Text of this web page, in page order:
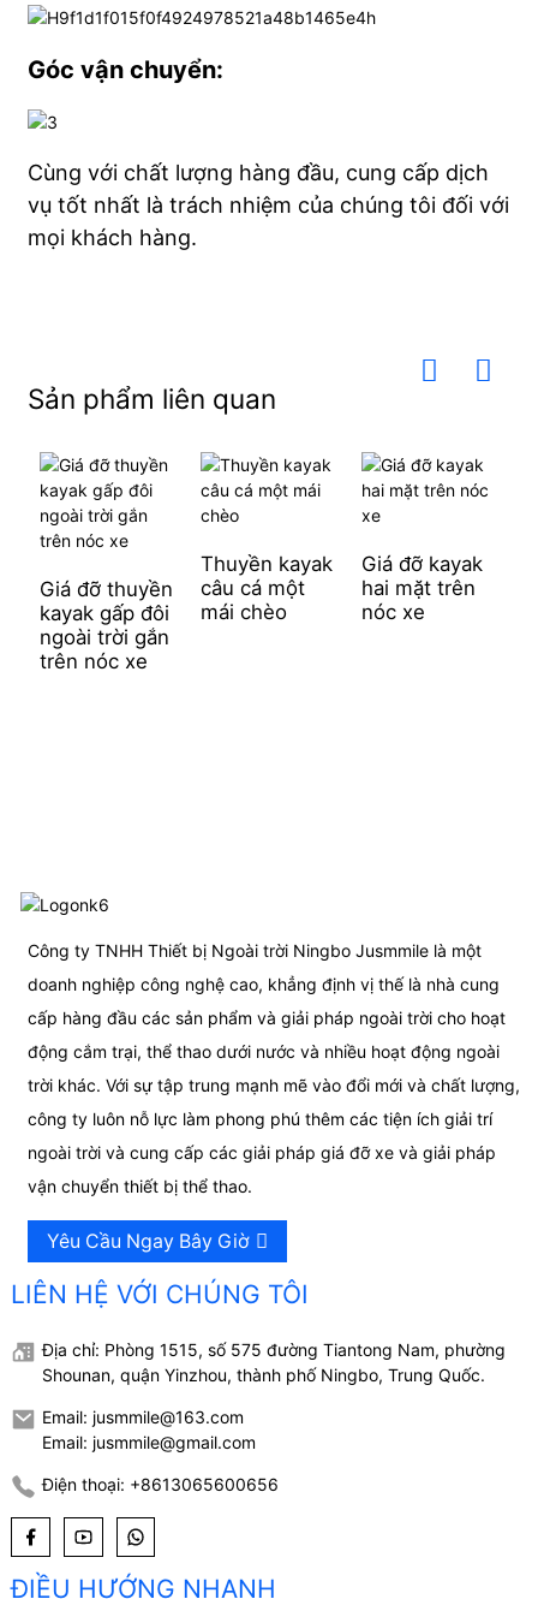
Góc vận chuyển:
Cùng với chất lượng hàng đầu, cung cấp dịch
vụ tốt nhất là trách nhiệm của chúng tôi đối với
mọi khách hàng.
Sản phẩm liên quan
Giá đỡ thuyền
kayak gấp đôi
ngoài trời gắn
trên nóc xe
Thuyền kayak
câu cá một
mái chèo
Giá đỡ kayak
hai mặt trên
nóc xe
Công ty TNHH Thiết bị Ngoài trời Ningbo Jusmmile là một
doanh nghiệp công nghệ cao, khẳng định vị thế là nhà cung
cấp hàng đầu các sản phẩm và giải pháp ngoài trời cho hoạt
động cắm trại, thể thao dưới nước và nhiều hoạt động ngoài
trời khác. Với sự tập trung mạnh mẽ vào đổi mới và chất lượng,
công ty luôn nỗ lực làm phong phú thêm các tiện ích giải trí
ngoài trời và cung cấp các giải pháp giá đỡ xe và giải pháp
vận chuyển thiết bị thể thao.
Yêu Cầu Ngay Bây Giờ
LIÊN HỆ VỚI CHÚNG TÔI
Địa chỉ: Phòng 1515, số 575 đường Tiantong Nam, phường
Shounan, quận Yinzhou, thành phố Ningbo, Trung Quốc.
Email: jusmmile@163.com
Email: jusmmile@gmail.com
Điện thoại: +8613065600656
ĐIỀU HƯỚNG NHANH